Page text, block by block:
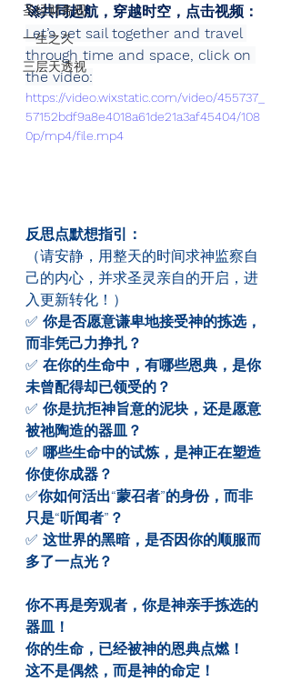
圣经财务观
一生之久
三层天透视
🚀共同起航，穿越时空，点击视频：
Let’s set sail together and travel
through time and space, click on
the video:
https://video.wixstatic.com/video/455737_
57152bdf9a8e4018a61de21a3af45404/108
0p/mp4/file.mp4
反思点默想指引：
（请安静，用整天的时间求神监察自
己的内心，并求圣灵亲自的开启，进
入更新转化！）
✅ 你是否愿意谦卑地接受神的拣选，
而非凭己力挣扎？
✅ 在你的生命中，有哪些恩典，是你
未曾配得却已领受的？
✅ 你是抗拒神旨意的泥块，还是愿意
被祂陶造的器皿？
✅ 哪些生命中的试炼，是神正在塑造
你使你成器？
✅你如何活出“蒙召者”的身份，而非
只是“听闻者”？
✅ 这世界的黑暗，是否因你的顺服而
多了一点光？
你不再是旁观者，你是神亲手拣选的
器皿！
你的生命，已经被神的恩典点燃！
这不是偶然，而是神的命定！